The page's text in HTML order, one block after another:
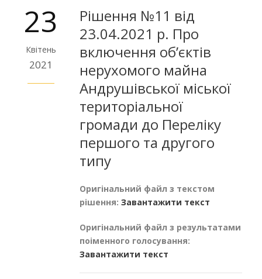
23
Квітень
2021
Рішення №11 від
23.04.2021 р. Про
включення об’єктів
нерухомого майна
Андрушівської міської
територіальної
громади до Переліку
першого та другого
типу
Оригінальний файл з текстом
рішення: Завантажити текст
Оригінальний файл з результатами
поіменного голосування:
Завантажити текст